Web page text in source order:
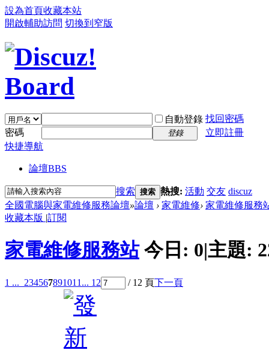
設為首頁收藏本站
開啟輔助訪問 切換到窄版
自動登錄 找回密碼
密碼
登錄
立即註冊
快捷導航
論壇BBS
搜索 搜索 熱搜: 活動 交友 discuz
全國電腦與家電維修服務論壇»論壇 › 家電維修› 家電維修服務
收藏本版 |訂閱
家電維修服務站 今日: 0|主題:
1 ... 234567891011 ... 12 / 12 頁下一頁